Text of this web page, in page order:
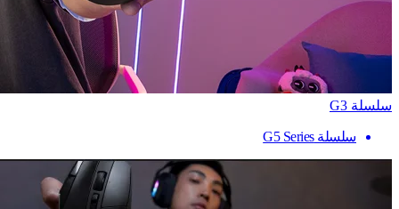
سلسلة G3
سلسلة G5 Series